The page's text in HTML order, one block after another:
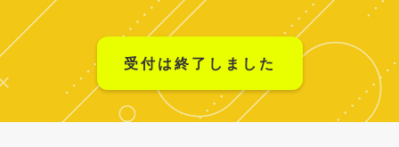
受付は終了しました